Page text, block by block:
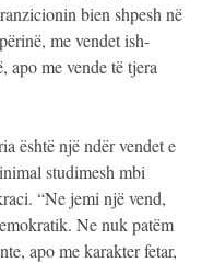
bien shpesh në
me vendet ish-
apo me vende të tjera
është një ndër vendet e
studimesh mbi
“Ne jemi një vend,
Ne nuk patëm
apo me karakter fetar,